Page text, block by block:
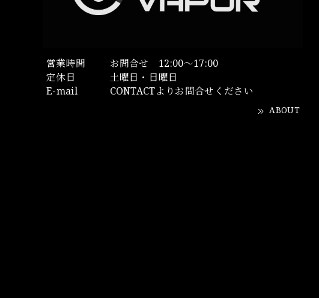
営業時間
お問合せ 12:00～17:00
定休日
土曜日・日曜日
E-mail
CONTACTよりお問合せください
ABOUT